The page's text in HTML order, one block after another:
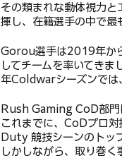
その類まれな動体視力と
揮し、在籍選手の中で最
Gorou選手は2019年か
してチームを率いてき
年Coldwarシーズンでは
Rush Gaming CoD部門
これまでに、CoDプロ
Duty 競技シーンのトッ
しかしながら、取り巻